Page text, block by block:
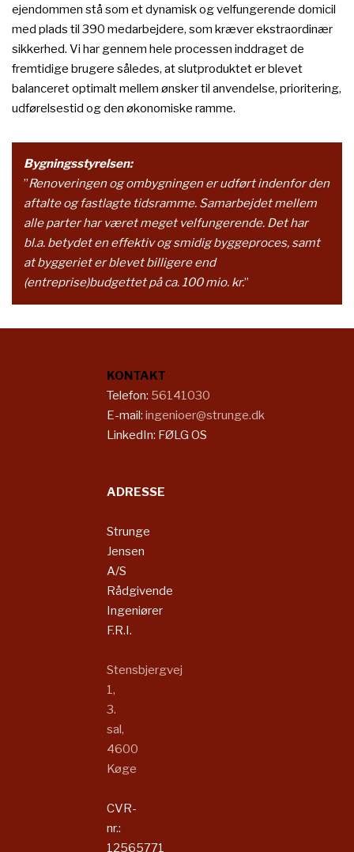
ejendommen stå som et dynamisk og velfungerende domicil
med plads til 390 medarbejdere, som kræver ekstraordinær
sikkerhed. Vi har gennem hele processen inddraget de
fremtidige brugere således, at slutproduktet er blevet
balanceret optimalt mellem ønsker til anvendelse, prioritering,
udførelsestid og den økonomiske ramme.
Bygningsstyrelsen:
”Renoveringen og ombygningen er udført indenfor den
aftalte og fastlagte tidsramme. Samarbejdet mellem
alle parter har været meget velfungerende. Det har
bl.a. betydet en effektiv og smidig byggeproces, samt
at byggeriet er blevet billigere end
(entreprise)budgettet på ca. 100 mio. kr.”​
KONTAKT
​​Telefon: 56141030
E-mail: ingenioer@strunge.dk
LinkedIn: FØLG OS
ADRESSE
Strunge
Jensen
A/S
Rådgivende
Ingeniører
F.R.I.​​​
Stensbjergvej
1,
3.
sal,
4600
Køge​
CVR-
nr.:
12565771​​​